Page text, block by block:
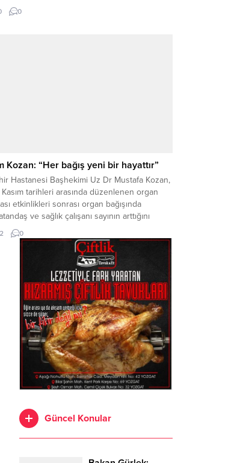
bir araya geldi.
0
Kozan: “Her bağış yeni bir hayattır”
Hastanesi Başhekimi Uz Dr Mustafa Kozan,
Kasım tarihleri arasında düzenlenen organ
etkinlikleri sonrası organ bağışında
ve sağlık çalışanı sayının arttığını
bağış yeni bir hayattır” diyerek
organ bağışında bulunmaya davet etti.
0
Güncel Konular